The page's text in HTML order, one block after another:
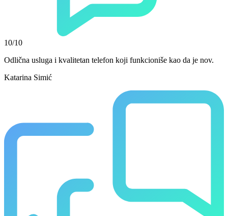
10/10
Odlična usluga i kvalitetan telefon koji funkcioniše kao da je nov.
Katarina Simić